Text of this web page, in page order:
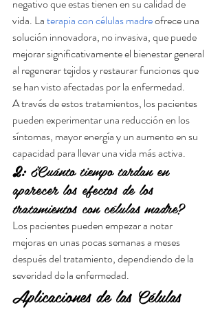
negativo que estas tienen en su calidad de
vida. La terapia con células madre ofrece una
solución innovadora, no invasiva, que puede
mejorar significativamente el bienestar general
al regenerar tejidos y restaurar funciones que
se han visto afectadas por la enfermedad.
A través de estos tratamientos, los pacientes
pueden experimentar una reducción en los
síntomas, mayor energía y un aumento en su
capacidad para llevar una vida más activa.
2: ¿Cuánto tiempo tardan en
aparecer los efectos de los
tratamientos con células madre?
Los pacientes pueden empezar a notar
mejoras en unas pocas semanas a meses
después del tratamiento, dependiendo de la
severidad de la enfermedad.
Aplicaciones de las Células